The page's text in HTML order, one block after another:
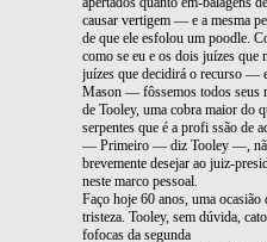
causar vertigem — e a mesma
de que ele esfolou um poodle.
como se eu e os dois juízes que
juízes que decidirá o recurso —
Mason — fôssemos todos seus
de Tooley, uma cobra maior do
serpentes que é a profi ssão de
— Primeiro — diz Tooley —, não
brevemente desejar ao juiz-
neste marco pessoal.
Faço hoje 60 anos, uma
tristeza. Tooley, sem dúvida,
fofocas da segunda